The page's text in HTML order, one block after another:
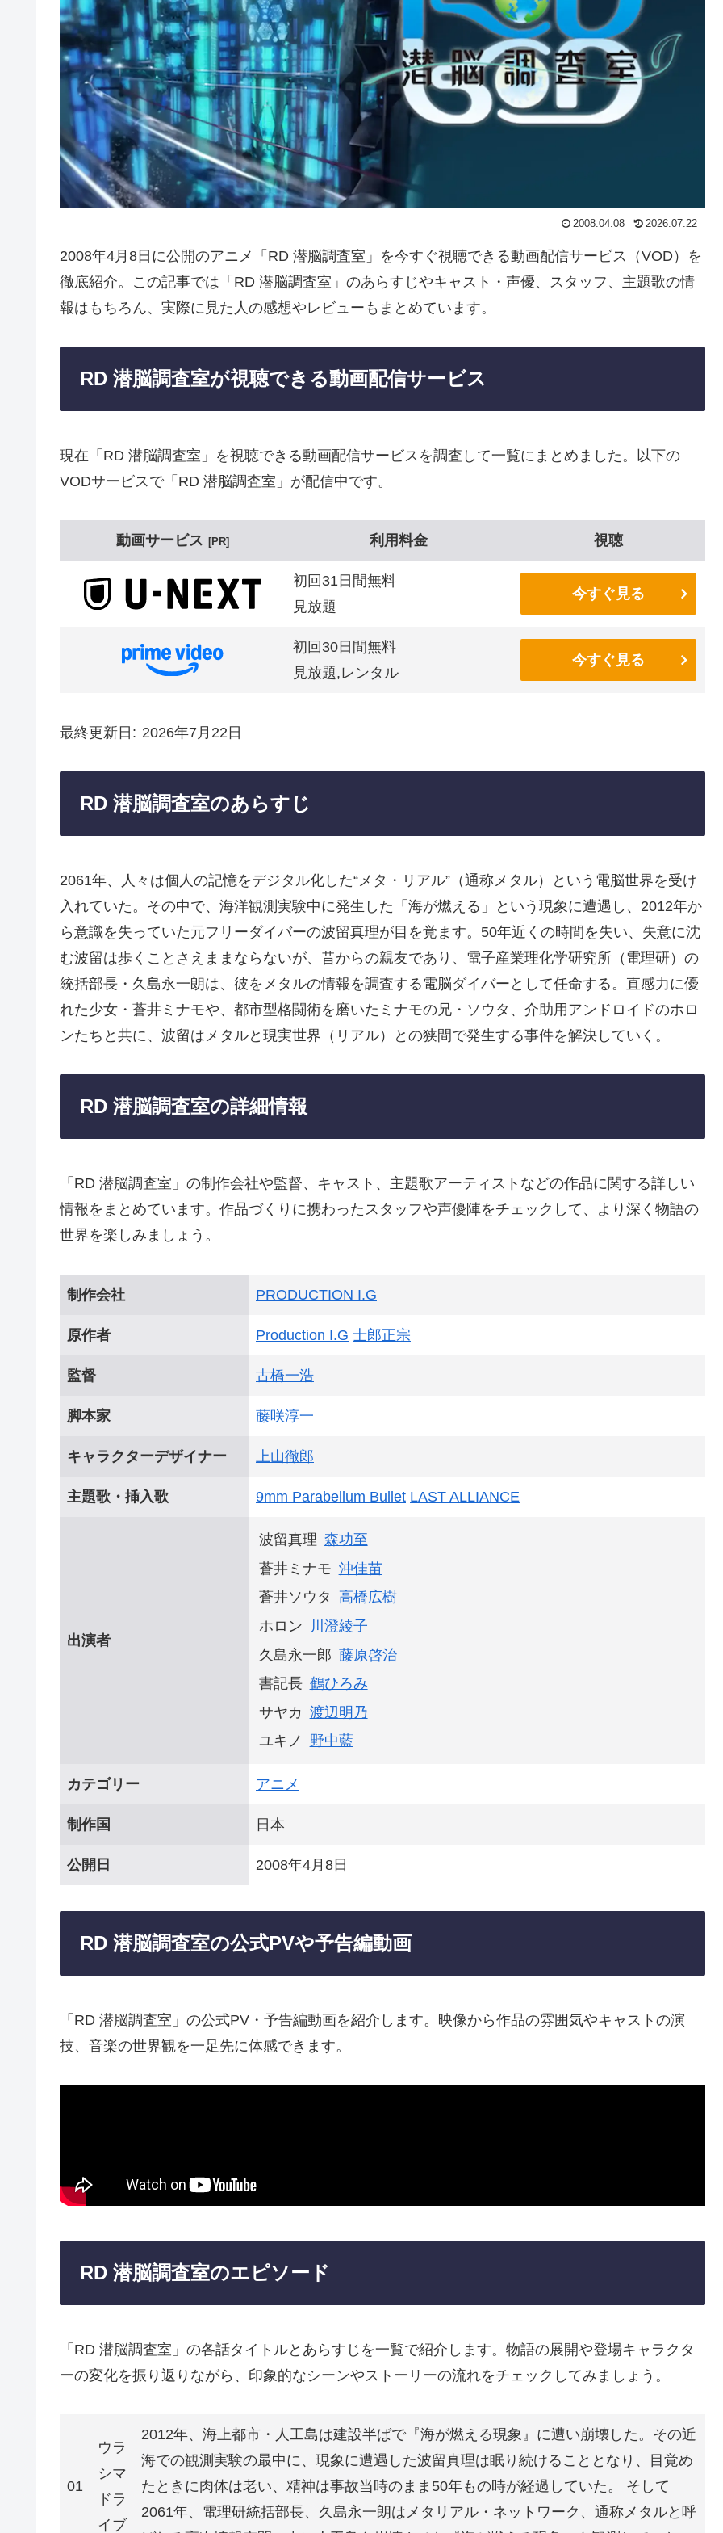
2008.04.08 2026.07.22
2008年4月8日に公開のアニメ「RD 潜脳調査室」を今すぐ視聴できる動画配信サービス（VOD）を
徹底紹介。この記事では「RD 潜脳調査室」のあらすじやキャスト・声優、スタッフ、主題歌の情
報はもちろん、実際に見た人の感想やレビューもまとめています。
RD 潜脳調査室が視聴できる動画配信サービス
現在「RD 潜脳調査室」を視聴できる動画配信サービスを調査して一覧にまとめました。以下の
VODサービスで「RD 潜脳調査室」が配信中です。
動画サービス PR 利用料金 視聴
初回31日間無料
見放題
今すぐ見る
初回30日間無料
見放題,レンタル
今すぐ見る
最終更新日 2026年7月22日
RD 潜脳調査室のあらすじ
2061年、人々は個人の記憶をデジタル化した“メタ・リアル”（通称メタル）という電脳世界を受け
入れていた。その中で、海洋観測実験中に発生した「海が燃える」という現象に遭遇し、2012年か
ら意識を失っていた元フリーダイバーの波留真理が目を覚ます。50年近くの時間を失い、失意に沈
む波留は歩くことさえままならないが、昔からの親友であり、電子産業理化学研究所（電理研）の
統括部長・久島永一朗は、彼をメタルの情報を調査する電脳ダイバーとして任命する。直感力に優
れた少女・蒼井ミナモや、都市型格闘術を磨いたミナモの兄・ソウタ、介助用アンドロイドのホロ
ンたちと共に、波留はメタルと現実世界（リアル）との狭間で発生する事件を解決していく。
RD 潜脳調査室の詳細情報
「RD 潜脳調査室」の制作会社や監督、キャスト、主題歌アーティストなどの作品に関する詳しい
情報をまとめています。作品づくりに携わったスタッフや声優陣をチェックして、より深く物語の
世界を楽しみましょう。
制作会社 PRODUCTION I.G
原作者 Production I.G 士郎正宗
監督 古橋一浩
脚本家 藤咲淳一
キャラクターデザイナー 上山徹郎
主題歌・挿入歌 9mm Parabellum Bullet LAST ALLIANCE
出演者
波留真理 森功至
蒼井ミナモ 沖佳苗
蒼井ソウタ
高橋広樹
ホロン
川澄綾子
久島永一郎 藤原啓治
書記長 鶴ひろみ
サヤカ 渡辺明乃
ユキノ
野中藍
カテゴリー アニメ
制作国 日本
公開日 2008年4月8日
RD 潜脳調査室の公式PVや予告編動画
「RD 潜脳調査室」の公式PV・予告編動画を紹介します。映像から作品の雰囲気やキャストの演
技、音楽の世界観を一足先に体感できます。
RD 潜脳調査室のエピソード
「RD 潜脳調査室」の各話タイトルとあらすじを一覧で紹介します。物語の展開や登場キャラクタ
ーの変化を振り返りながら、印象的なシーンやストーリーの流れをチェックしてみましょう。
01
ウラ
シマ
ドラ
イブ
2012年、海上都市・人工島は建設半ばで『海が燃える現象』に遭い崩壊した。その近
海での観測実験の最中に、現象に遭遇した波留真理は眠り続けることとなり、目覚め
たときに肉体は老い、精神は事故当時のまま50年もの時が経過していた。 そして
2061年、電理研統括部長、久島永一朗はメタリアル・ネットワーク、通称メタルと呼